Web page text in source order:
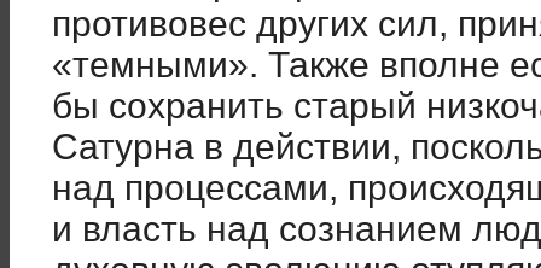
противовес других сил,
«темными». Также вполне
бы сохранить старый
Сатурна в действии,
над процессами,
и власть над сознанием